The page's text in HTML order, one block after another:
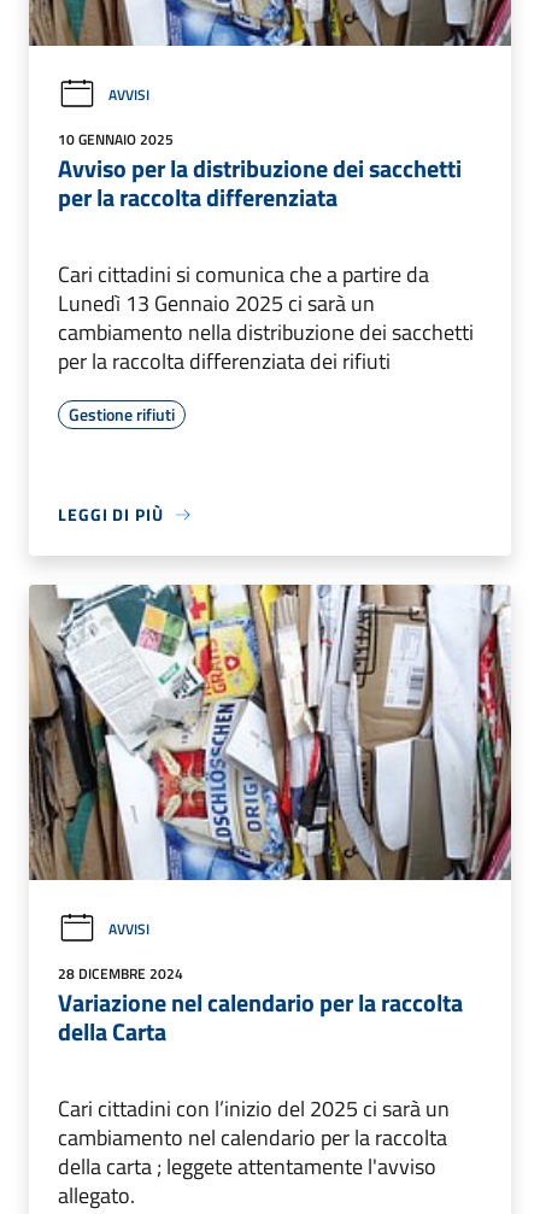
AVVISI
10 GENNAIO 2025
Avviso per la distribuzione dei sacchetti
per la raccolta differenziata
Cari cittadini si comunica che a partire da
Lunedì 13 Gennaio 2025 ci sarà un
cambiamento nella distribuzione dei sacchetti
per la raccolta differenziata dei rifiuti
Gestione rifiuti
LEGGI DI PIÙ
AVVISI
28 DICEMBRE 2024
Variazione nel calendario per la raccolta
della Carta
Cari cittadini con l’inizio del 2025 ci sarà un
cambiamento nel calendario per la raccolta
della carta ; leggete attentamente l'avviso
allegato.